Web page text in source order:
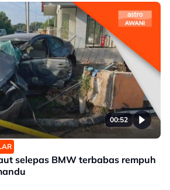
00:52
selepas BMW terbabas rempuh